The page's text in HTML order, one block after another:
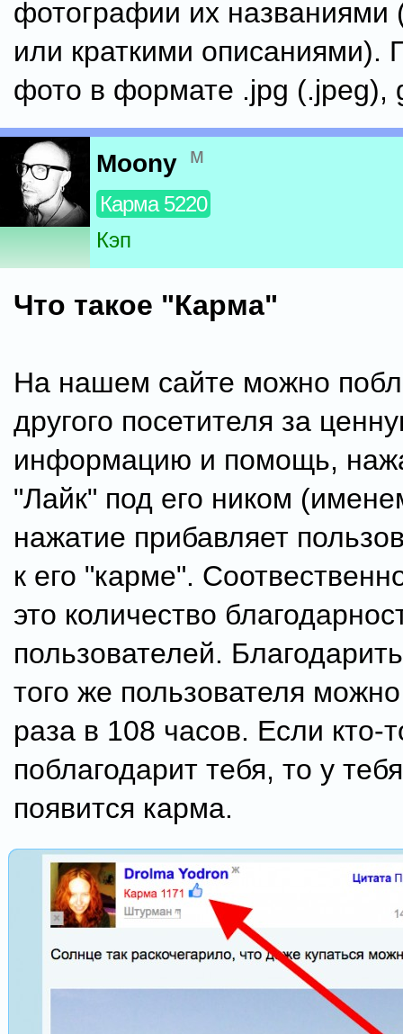
фотографии их названиями
или краткими описаниями).
фото в формате .jpg (.jpeg),
Moony м
Карма 5220
Кэп
Что такое "Карма"
На нашем сайте можно
другого посетителя за
информацию и помощь,
"Лайк" под его ником
нажатие прибавляет
к его "карме".
это количество
пользователей.
того же пользователя
раза в 108 часов. Если кто-
поблагодарит тебя, то у
появится карма.